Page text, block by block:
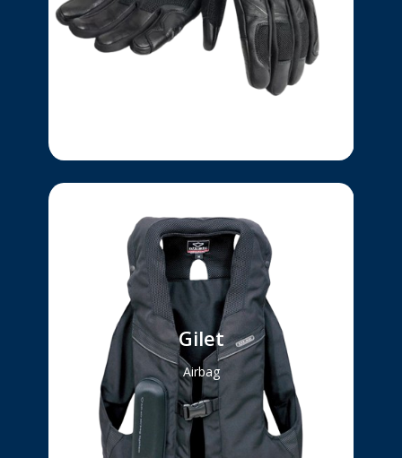
pour plus de confort et de
sécurité.
Gilet
Airbag
Ce Gilet airbag est compatible
avec tous les types de vestes,
vous protégeant le dos
ainsi que la nuque et le thorax.